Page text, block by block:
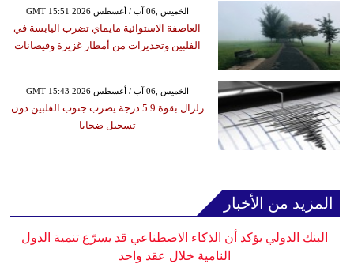
GMT 15:51 2026 الخميس ,06 آب / أغسطس
العاصفة الاستوائية مايماي تضرب اليابسة في
الفلبين وتحذيرات من أمطار غزيرة وفيضانات
GMT 15:43 2026 الخميس ,06 آب / أغسطس
زلزال بقوة 5.9 درجة يضرب جنوب الفلبين دون
تسجيل ضحايا
المزيد من الأخبار
البنك الدولي يؤكد أن الذكاء الاصطناعي قد يسرّع تنمية الدول
النامية خلال عقد واحد